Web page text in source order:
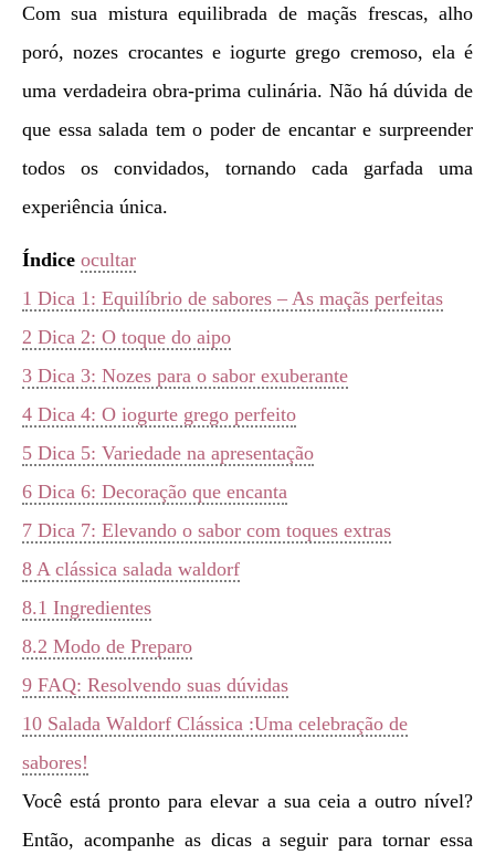
Com sua mistura equilibrada de maçãs frescas, alho
poró, nozes crocantes e iogurte grego cremoso, ela é
uma verdadeira obra-prima culinária. Não há dúvida de
que essa salada tem o poder de encantar e surpreender
todos os convidados, tornando cada garfada uma
experiência única.
Índice ocultar
1 Dica 1: Equilíbrio de sabores – As maçãs perfeitas
2 Dica 2: O toque do aipo
3 Dica 3: Nozes para o sabor exuberante
4 Dica 4: O iogurte grego perfeito
5 Dica 5: Variedade na apresentação
6 Dica 6: Decoração que encanta
7 Dica 7: Elevando o sabor com toques extras
8 A clássica salada waldorf
8.1 Ingredientes
8.2 Modo de Preparo
9 FAQ: Resolvendo suas dúvidas
10 Salada Waldorf Clássica :Uma celebração de
sabores!
Você está pronto para elevar a sua ceia a outro nível?
Então, acompanhe as dicas a seguir para tornar essa